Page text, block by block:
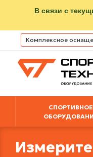
В связи с
Комплексное
СПОРТИВНОЕ